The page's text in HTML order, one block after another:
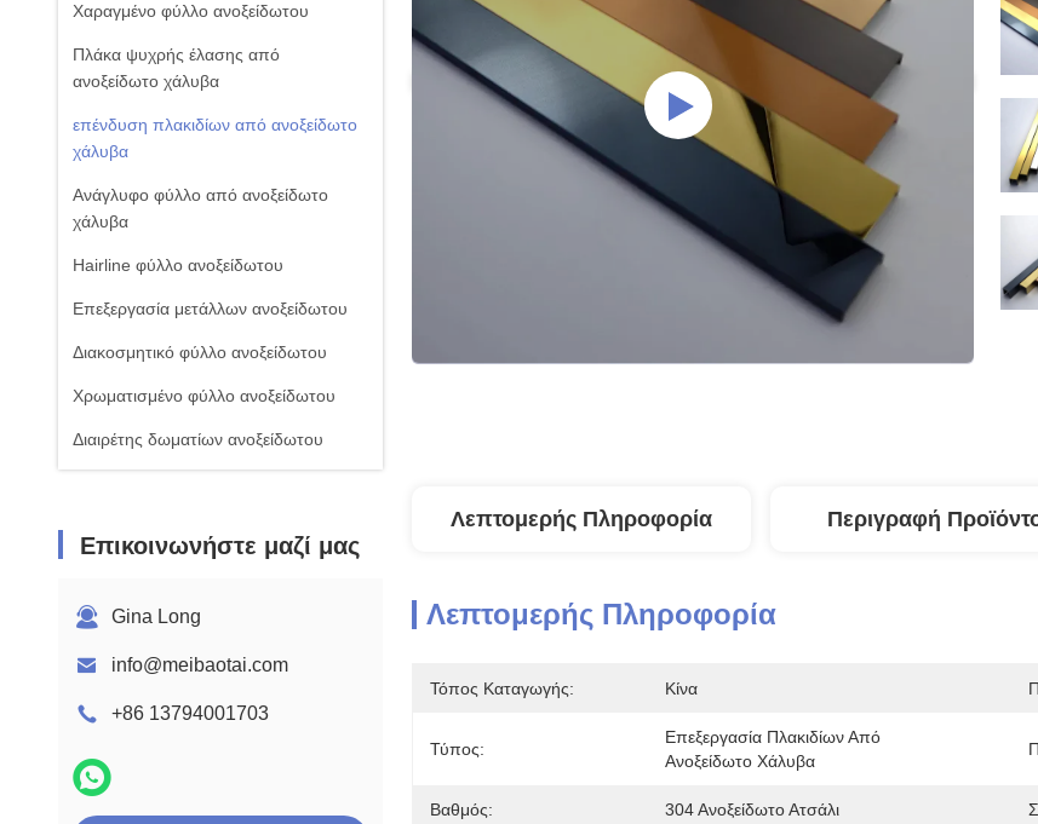
Χαραγμένο φύλλο ανοξείδωτου
Πλάκα ψυχρής έλασης από
ανοξείδωτο χάλυβα
επένδυση πλακιδίων από ανοξείδωτο
χάλυβα
Ανάγλυφο φύλλο από ανοξείδωτο
χάλυβα
Hairline φύλλο ανοξείδωτου
Επεξεργασία μετάλλων ανοξείδωτου
Διακοσμητικό φύλλο ανοξείδωτου
Χρωματισμένο φύλλο ανοξείδωτου
Διαιρέτης δωματίων ανοξείδωτου
Επικοινωνήστε μαζί μας
Gina Long
info@meibaotai.com
+86 13794001703
Λεπτομερής Πληροφορία Περιγραφή
Λεπτομερής Πληροφορία
Τόπος Καταγωγής: Κίνα
Τύπος:
Επεξεργασία Πλακιδίων Από
Ανοξείδωτο Χάλυβα
Βαθμός: 304 Ανοξείδωτο Ατσάλι